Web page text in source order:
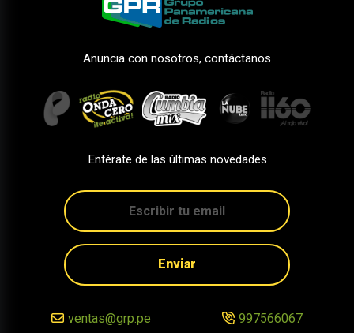
Anuncia con nosotros, contáctanos
Entérate de las últimas novedades
Enviar
ventas@grp.pe 997566067